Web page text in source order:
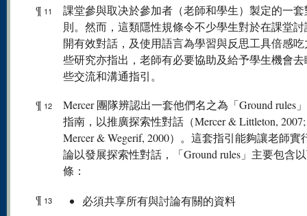
¶ 11
課堂參與取决於參加者（老師和學生）製定的一
則。然而，這類隱性規條令不少學生對於在課堂
開有效對話，及使用語言為學習與反思工具倍感
些研究亦指出，老師有必要協助及給予學生機會
些交流和溝通指引。
¶ 12
Mercer 團隊辨認出一套他們名之為「Ground rules
指南，以推廣探索性對話（Mercer & Littleton, 2007;
Mercer & Wegerif, 2000）。這套指引能夠讓老師實
論以發展探索性對話，「Ground rules」主要包含
條：
¶ 13
必須共享所有與討論有關的資料